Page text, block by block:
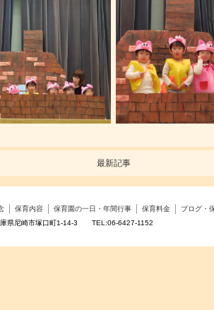
最新記事
保育内容 保育園の一日・年間行事 保育料金
ブログ・
県尼崎市塚口町1-14-3 TEL:06-6427-1152